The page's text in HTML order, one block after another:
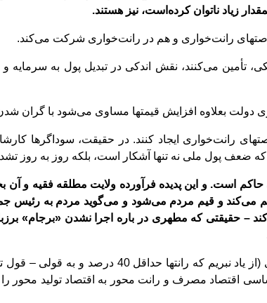
زیاد ناتوان کرده است، نیز هستند.
رانتخواری و هم در رانتخواری شرکت میکند.
تأمین میکنند، نقش اندکی در تبدیل پول به
دولت بعلاوه افزایش قیمتها مساوی میشود با گران
رانتخواری ایجاد کنند. در حقیقت، سوداگرها
ضعف پول ملی نه تنها آشکار است، بلکه روز به روز
است. و این پدیده فرآورده ولایت مطلقه فقیه و
میکند و قیم مردم میشود و میگوید مردم به رئیس
– حقیقتی که مطهری در باره اجرا نشدن «برجام»
اقتصاد مصرف و رانت محور به اقتصاد تولید محور را